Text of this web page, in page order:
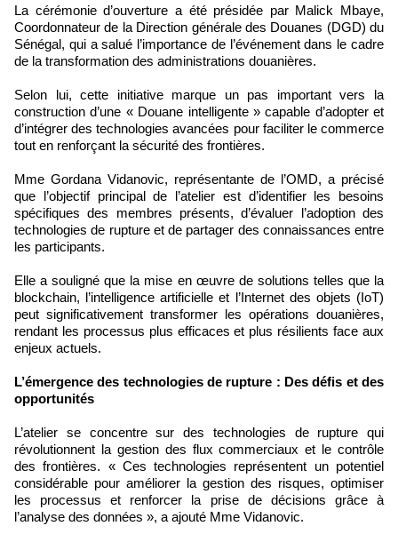
La cérémonie d’ouverture a été présidée par Malick Mbaye,
Coordonnateur de la Direction générale des Douanes (DGD) du
Sénégal, qui a salué l’importance de l’événement dans le cadre
de la transformation des administrations douanières.
Selon lui, cette initiative marque un pas important vers la
construction d’une « Douane intelligente » capable d’adopter et
d’intégrer des technologies avancées pour faciliter le commerce
tout en renforçant la sécurité des frontières.
Mme Gordana Vidanovic, représentante de l’OMD, a précisé
que l’objectif principal de l’atelier est d’identifier les besoins
spécifiques des membres présents, d’évaluer l’adoption des
technologies de rupture et de partager des connaissances entre
les participants.
Elle a souligné que la mise en œuvre de solutions telles que la
blockchain, l’intelligence artificielle et l’Internet des objets (IoT)
peut significativement transformer les opérations douanières,
rendant les processus plus efficaces et plus résilients face aux
enjeux actuels.
L’émergence des technologies de rupture : Des défis et des
opportunités
L’atelier se concentre sur des technologies de rupture qui
révolutionnent la gestion des flux commerciaux et le contrôle
des frontières. « Ces technologies représentent un potentiel
considérable pour améliorer la gestion des risques, optimiser
les processus et renforcer la prise de décisions grâce à
l’analyse des données », a ajouté Mme Vidanovic.